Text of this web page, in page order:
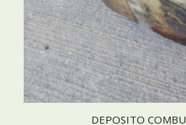
DEPOSITO